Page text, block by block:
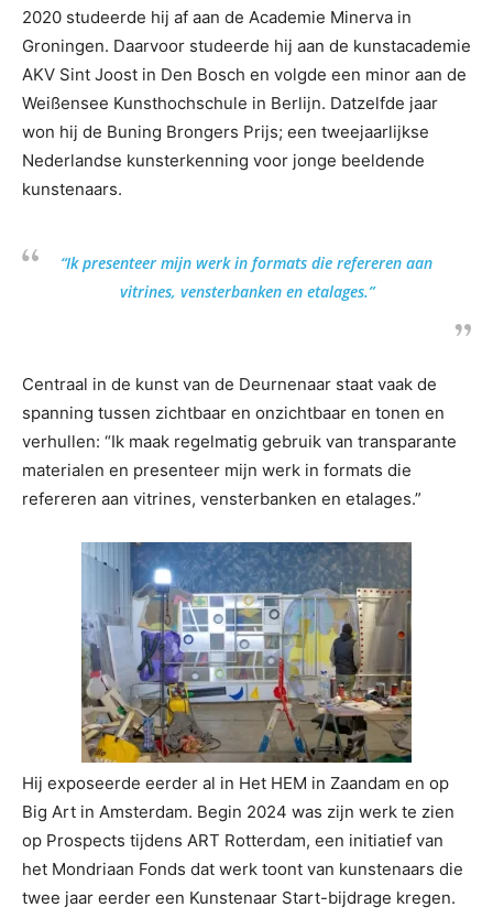
2020 studeerde hij af aan de Academie Minerva in
Groningen. Daarvoor studeerde hij aan de kunstacademie
AKV Sint Joost in Den Bosch en volgde een minor aan de
Weißensee Kunsthochschule in Berlijn. Datzelfde jaar
won hij de Buning Brongers Prijs; een tweejaarlijkse
Nederlandse kunsterkenning voor jonge beeldende
kunstenaars.
“Ik presenteer mijn werk in formats die refereren aan
vitrines, vensterbanken en etalages.”
Centraal in de kunst van de Deurnenaar staat vaak de
spanning tussen zichtbaar en onzichtbaar en tonen en
verhullen: “Ik maak regelmatig gebruik van transparante
materialen en presenteer mijn werk in formats die
refereren aan vitrines, vensterbanken en etalages.”
Hij exposeerde eerder al in Het HEM in Zaandam en op
Big Art in Amsterdam. Begin 2024 was zijn werk te zien
op Prospects tijdens ART Rotterdam, een initiatief van
het Mondriaan Fonds dat werk toont van kunstenaars die
twee jaar eerder een Kunstenaar Start-bijdrage kregen.